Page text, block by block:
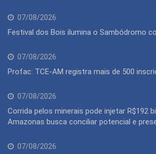
07/08/2026
Festival dos Bois ilumina o Sambódromo
07/08/2026
Profac: TCE-AM registra mais de 500
07/08/2026
Corrida pelos minerais pode injetar R$192
Amazonas busca conciliar potencial e
07/08/2026